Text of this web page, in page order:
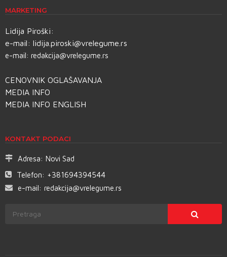
MARKETING
Lidija Piroški:
e-mail: lidija.piroski@vrelegume.rs
e-mail: redakcija@vrelegume.rs
CENOVNIK OGLAŠAVANJA
MEDIA INFO
MEDIA INFO ENGLISH
KONTAKT PODACI
Adresa: Novi Sad
Telefon: +381694394544
e-mail: redakcija@vrelegume.rs